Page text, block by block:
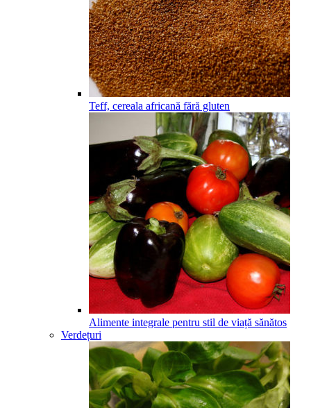
Teff, cereala africană fără gluten
Alimente integrale pentru stil de viață sănătos
Verdețuri